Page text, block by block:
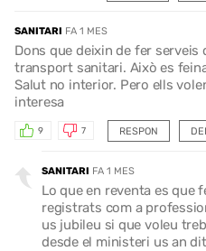
SANITARI FA 1 MES
Dons que deixin de fer serveis
transport sanitari. Això es
Salut no interior. Pero ells
interesa
RESPON
9 7
SANITARI FA 1 MES
Lo que en reventa es que
registrats com a
us jubileu si que voleu
desde el ministeri us an